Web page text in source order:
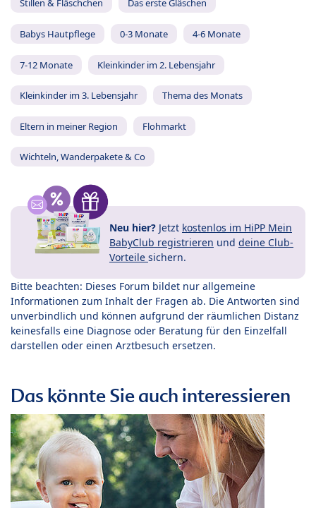
Stillen & Fläschchen Das erste Gläschen
Babys Hautpflege 0-3 Monate 4-6 Monate
7-12 Monate Kleinkinder im 2. Lebensjahr
Kleinkinder im 3. Lebensjahr Thema des Monats
Eltern in meiner Region Flohmarkt
Wichteln, Wanderpakete & Co
Neu hier? Jetzt kostenlos im HiPP Mein
BabyClub registrieren und deine Club-
Vorteile sichern.
Bitte beachten: Dieses Forum bildet nur allgemeine
Informationen zum Inhalt der Fragen ab. Die Antworten sind
unverbindlich und können aufgrund der räumlichen Distanz
keinesfalls eine Diagnose oder Beratung für den Einzelfall
darstellen oder einen Arztbesuch ersetzen.
Das könnte Sie auch interessieren